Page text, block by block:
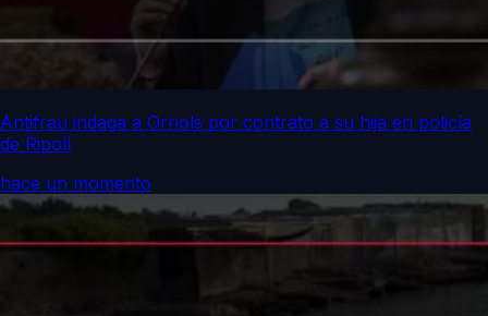
Antifrau indaga a Orriols por contrato a su hija en policía
de Ripoll
hace un momento